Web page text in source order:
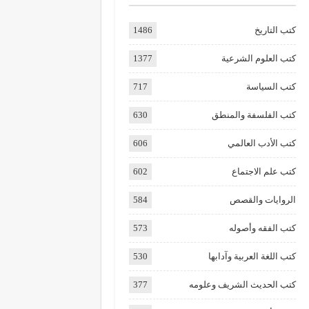
كتب التاريخ 1486
كتب العلوم الشرعية 1377
كتب السياسة 717
كتب الفلسفة والمنطق 630
كتب الأدب العالمي 606
كتب علم الاجتماع 602
الروايات والقصص 584
كتب الفقه وأصوله 573
كتب اللغة العربية وآدابها 530
كتب الحديث الشريف وعلومه 377